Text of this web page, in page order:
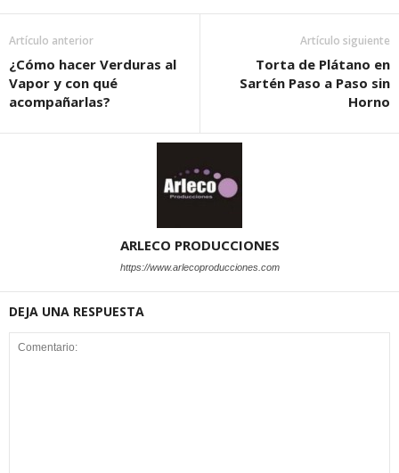
Artículo anterior
¿Cómo hacer Verduras al
Vapor y con qué
acompañarlas?
Artículo siguiente
Torta de Plátano en
Sartén Paso a Paso sin
Horno
ARLECO PRODUCCIONES
https://www.arlecoproducciones.com
DEJA UNA RESPUESTA